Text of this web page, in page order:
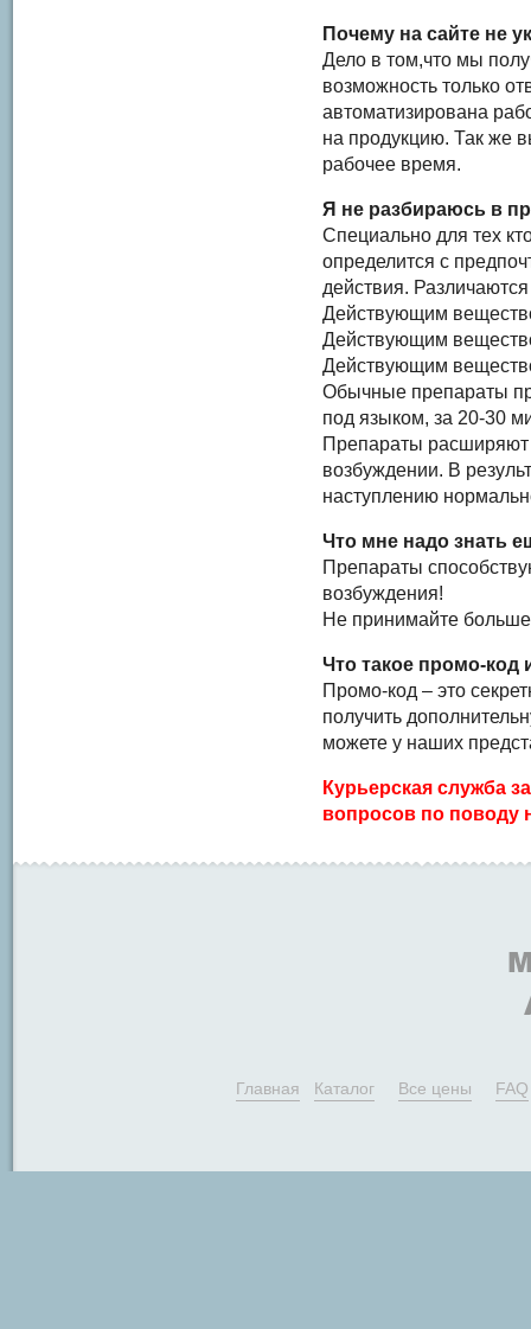
Почему на сайте не
Дело в том,что мы
возможность только
автоматизирована
на продукцию. Так же
рабочее время.
Я не разбираюсь в
Специально для тех
определится с
действия.
Действующим
Действующим
Действующим
Обычные препараты
под языком, за 20-30
Препараты расширяют
возбуждении. В
наступлению
Что мне надо знать
Препараты
возбуждения!
Не принимайте больше
Что такое промо-код
Промо-код – это
получить
можете у наших
Курьерская служба
вопросов по поводу
Главная Каталог Все цены FAQ